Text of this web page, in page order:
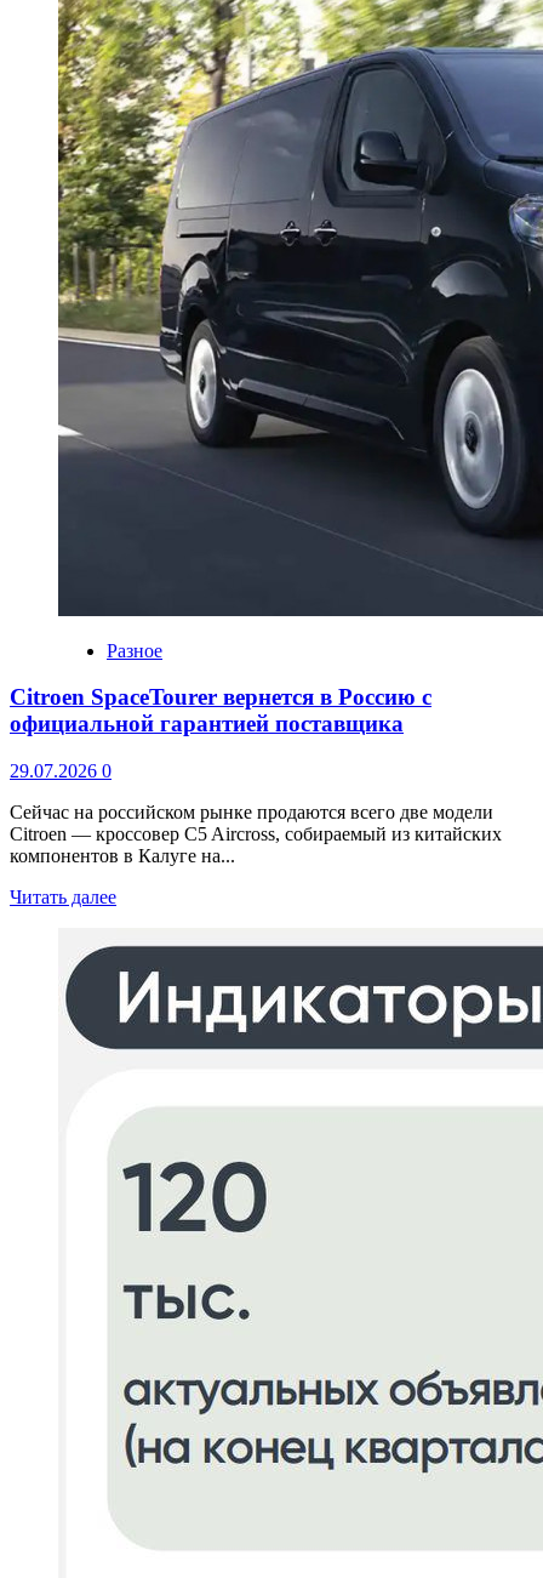
Разное
Citroen SpaceTourer вернется в Россию с
официальной гарантией поставщика
29.07.2026 0
Сейчас на российском рынке продаются всего две модели
Citroen — кроссовер C5 Aircross, собираемый из китайских
компонентов в Калуге на...
Читать далее